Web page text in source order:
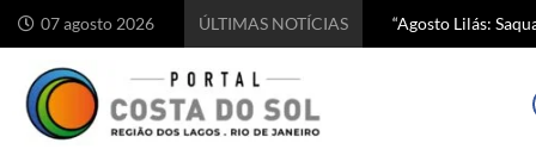
07 agosto 2026 ÚLTIMAS NOTÍCIAS “Agosto Lilás:
Começa hoje em
Chef italiano
5 motivos para